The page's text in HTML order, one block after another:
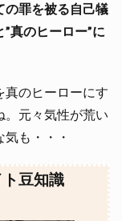
の罪を被る自己犠
真のヒーロー”に
真のヒーローにす
。元々気性が荒い
も・・・
豆知識